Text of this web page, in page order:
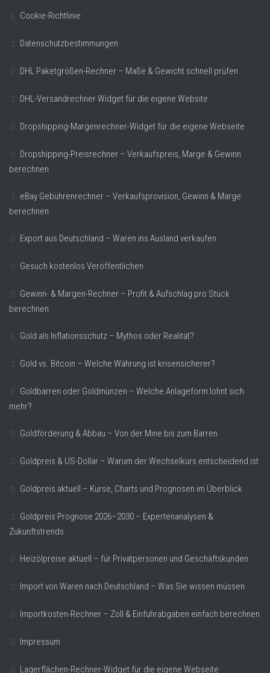
Cookie-Richtlinie
Datenschutzbestimmungen
DHL Paketgrößen-Rechner – Maße & Gewicht schnell prüfen
DHL-Versandrechner Widget für die eigene Website.
Dropshipping-Margenrechner-Widget für die eigene Webseite
Dropshipping-Preisrechner – Verkaufspreis, Marge & Gewinn
berechnen
eBay Gebührenrechner – Verkaufsprovision, Gewinn & Marge
berechnen
Export aus Deutschland – Waren ins Ausland verkaufen
Gesuch kostenlos Veröffentlichen
Gewinn- & Margen-Rechner – Profit & Aufschlag pro Stück
berechnen
Gold als Inflationsschutz – Mythos oder Realität?
Gold vs. Bitcoin – Welche Währung ist krisensicherer?
Goldbarren oder Goldmünzen – Welche Anlageform lohnt sich
mehr?
Goldförderung & Abbau – Von der Mine bis zum Barren
Goldpreis & US-Dollar – Warum der Wechselkurs entscheidend ist
Goldpreis aktuell – Kurse, Charts und Prognosen im Überblick
Goldpreis Prognose 2026–2030 – Expertenanalysen &
Zukunftstrends
Heizölpreise aktuell – für Privatpersonen und Geschäftskunden
Import von Waren nach Deutschland – Was Sie wissen müssen
Importkosten-Rechner – Zoll & Einfuhrabgaben einfach berechnen
Impressum
Lagerflächen-Rechner-Widget für die eigene Webseite